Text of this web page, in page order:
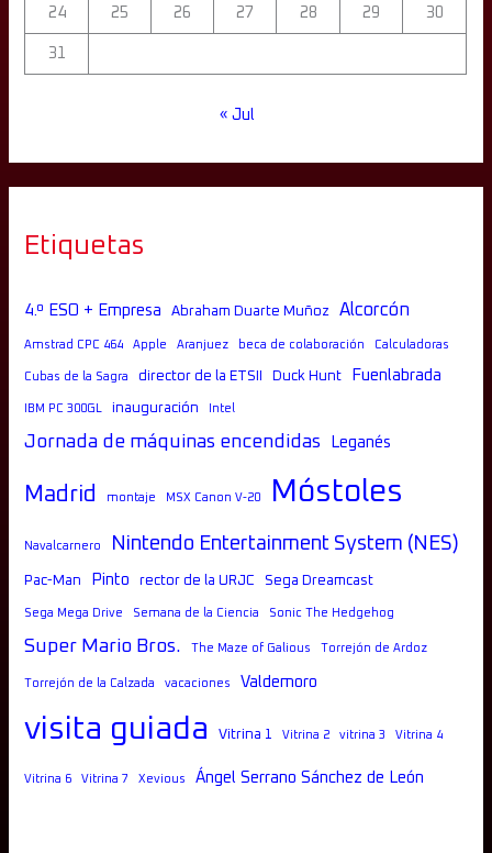
24 25 26 27 28 29 30
31
« Jul
Etiquetas
4.º ESO + Empresa Abraham Duarte Muñoz Alcorcón
Amstrad CPC 464 Apple Aranjuez beca de colaboración Calculadoras
Cubas de la Sagra director de la ETSII Duck Hunt Fuenlabrada
IBM PC 300GL inauguración Intel
Jornada de máquinas encendidas Leganés
Madrid montaje MSX Canon V-20 Móstoles
Navalcarnero Nintendo Entertainment System (NES)
Pac-Man Pinto rector de la URJC Sega Dreamcast
Sega Mega Drive Semana de la Ciencia Sonic The Hedgehog
Super Mario Bros. The Maze of Galious Torrejón de Ardoz
Torrejón de la Calzada vacaciones Valdemoro
visita guiada Vitrina 1 Vitrina 2 vitrina 3 Vitrina 4
Vitrina 6 Vitrina 7 Xevious Ángel Serrano Sánchez de León